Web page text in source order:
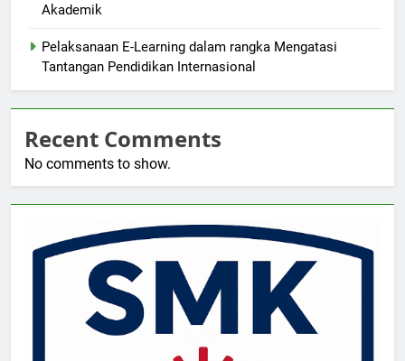
Akademik
Pelaksanaan E-Learning dalam rangka Mengatasi
Tantangan Pendidikan Internasional
Recent Comments
No comments to show.